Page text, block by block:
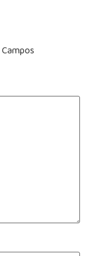
Campos